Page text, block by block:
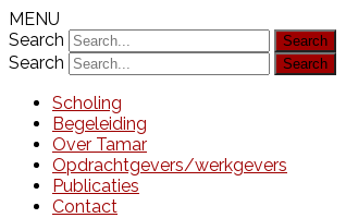
MENU
Search
Search
Scholing
Begeleiding
Over Tamar
Opdrachtgevers/werkgevers
Publicaties
Contact